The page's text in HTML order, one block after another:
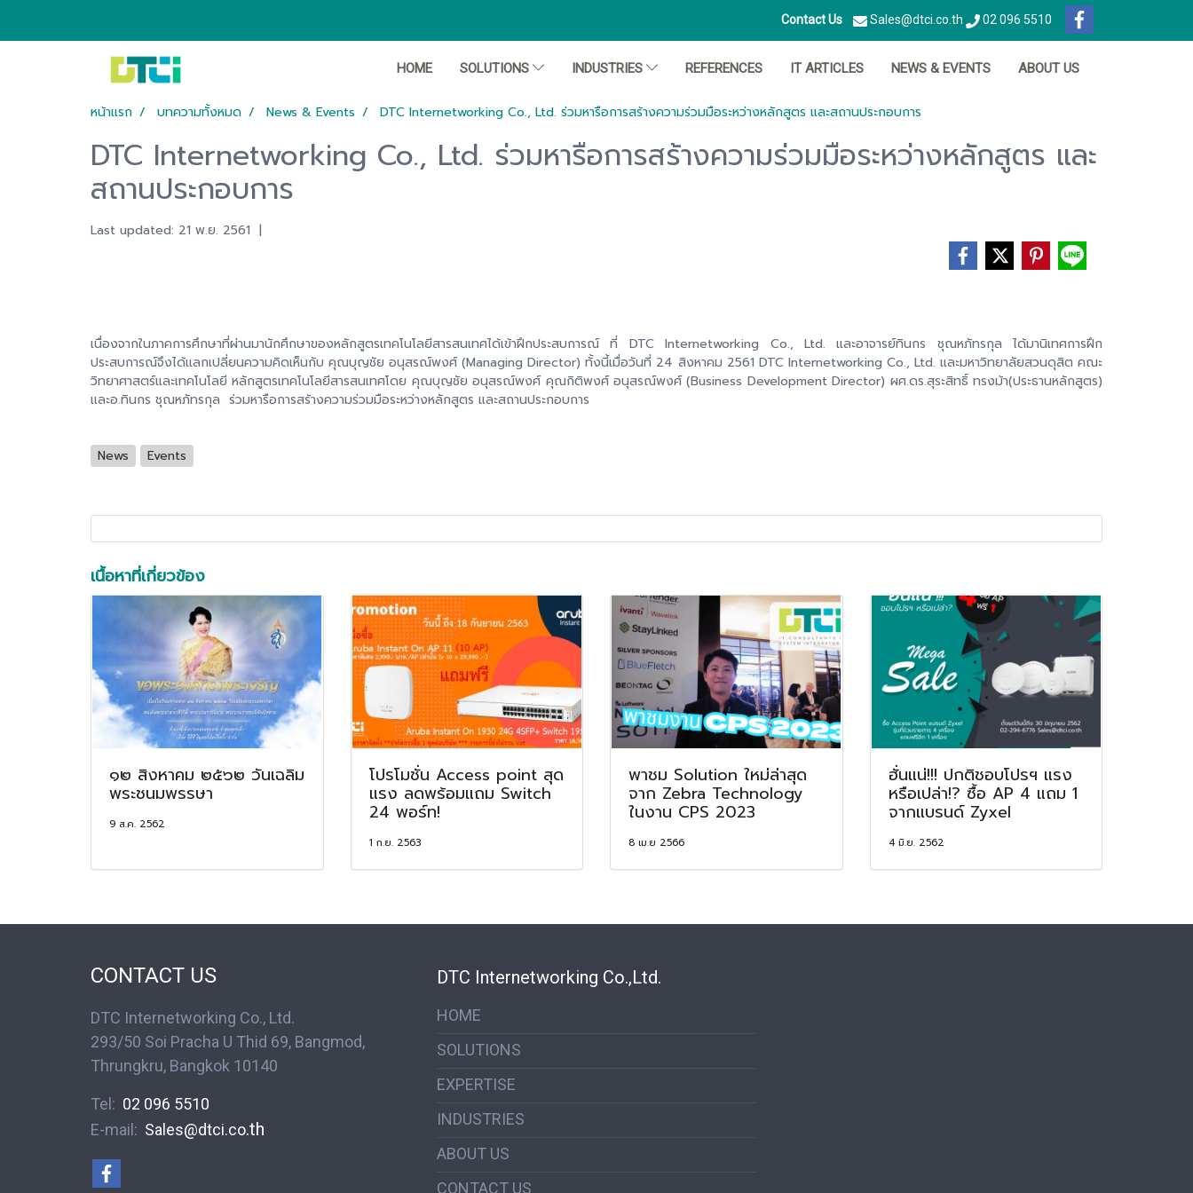
Contact Us Sales@dtci.co.th 02 096 5510
HOME SOLUTIONS INDUSTRIES REFERENCES IT ARTICLES NEWS & EVENTS ABOUT US
หน้าแรก บทความทั้งหมด News & Events DTC Internetworking Co., Ltd. ร่วมหารือการสร้างความร่วมมือระหว่างหลักสูตร และสถานประกอบการ
DTC Internetworking Co., Ltd. ร่วมหารือการสร้างความร่วมมือระหว่างหลักสูตร และ
สถานประกอบการ
Last updated: 21 พ.ย. 2561 |
เนื่องจากในภาคการศึกษาที่ผ่านมานักศึกษาของหลักสูตรเทคโนโลยีสารสนเทศได้เข้าฝึกประสบการณ์ ที่ DTC Internetworking Co., Ltd. และอาจารย์ทินกร ชุณหภัทรกุล ได้มานิเทศการฝึก
ประสบการณ์จึงได้แลกเปลี่ยนความคิดเห็นกับ คุณบุญชัย อนุสรณ์พงศ์ (Managing Director) ทั้งนี้เมื่อวันที่ 24 สิงหาคม 2561 DTC Internetworking Co., Ltd. และมหาวิทยาลัยสวนดุสิต คณะ
วิทยาศาสตร์และเทคโนโลยี หลักสูตรเทคโนโลยีสารสนเทศโดย คุณบุญชัย อนุสรณ์พงศ์ คุณกิติพงศ์ อนุสรณ์พงศ์ (Business Development Director) ผศ.ดร.สุระสิทธิ์ ทรงม้า(ประธานหลักสูตร)
และอ.ทินกร ชุณหภัทรกุล ร่วมหารือการสร้างความร่วมมือระหว่างหลักสูตร และสถานประกอบการ
News Events
เนื้อหาที่เกี่ยวข้อง
๑๒ สิงหาคม ๒๕๖๒ วันเฉลิม
พระชนมพรรษา
9 ส.ค. 2562
โปรโมชั่น Access point สุด
แรง ลดพร้อมแถม Switch
24 พอร์ท!
1 ก.ย. 2563
พาชม Solution ใหม่ล่าสุด
จาก Zebra Technology
ในงาน CPS 2023
8 เม.ย 2566
ฮั่นแน่!!! ปกติชอบโปรฯ แรง
หรือเปล่า!? ซื้อ AP 4 แถม 1
จากแบรนด์ Zyxel
4 มิ.ย. 2562
CONTACT US
DTC Internetworking Co., Ltd.
293/50 Soi Pracha U Thid 69, Bangmod,
Thrungkru, Bangkok 10140
Tel: 02 096 5510
E-mail: Sales@dtci.co.th
DTC Internetworking Co.,Ltd.
HOME
SOLUTIONS
EXPERTISE
INDUSTRIES
ABOUT US
CONTACT US